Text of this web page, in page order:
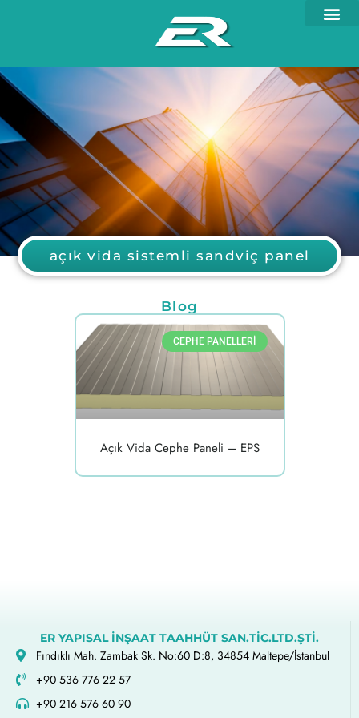
açık vida sistemli sandviç panel
Blog
CEPHE PANELLERI
Açık Vida Cephe Paneli – EPS
ER YAPISAL İNŞAAT TAAHHÜT SAN.TİC.LTD.ŞTİ.
Fındıklı Mah. Zambak Sk. No:60 D:8, 34854 Maltepe/İstanbul
+90 536 776 22 57
+90 216 576 60 90